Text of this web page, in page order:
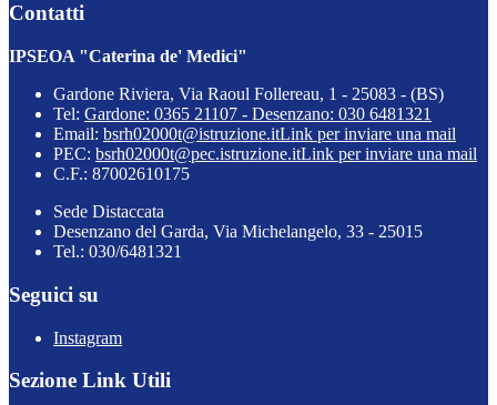
Contatti
IPSEOA "Caterina de' Medici"
Gardone Riviera, Via Raoul Follereau, 1 - 25083 - (BS)
Tel: Gardone: 0365 21107 - Desenzano: 030 6481321
Email: bsrh02000t@istruzione.itLink per inviare una mail
PEC: bsrh02000t@pec.istruzione.itLink per inviare una mail
C.F.: 87002610175
Sede Distaccata
Desenzano del Garda, Via Michelangelo, 33 - 25015
Tel.: 030/6481321
Seguici su
Instagram
Sezione Link Utili